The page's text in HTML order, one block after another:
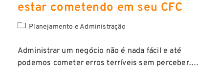
estar cometendo em seu CFC
Planejamento e Administração
Administrar um negócio não é nada fácil e até
podemos cometer erros terríveis sem perceber.…